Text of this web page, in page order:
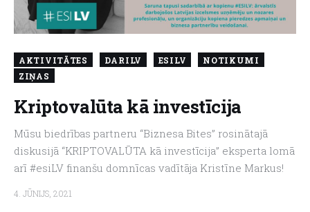
AKTIVITĀTES DARILV ESILV
NOTIKUMI
ZIŅAS
Kriptovalūta kā investīcija
Mūsu biedrības partneru “Biznesa Bites” rosinātajā
diskusijā “KRIPTOVALŪTA kā investīcija” eksperta lomā
arī #esiLV finanšu domnīcas vadītāja Kristīne Markus!
4. JŪNIJS, 2021